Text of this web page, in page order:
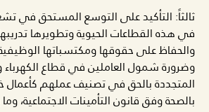
ثالثاً: التأكيد على التوسع المستحق في
في هذه القطاعات الحيوية وتطويرها
والحفاظ على حقوقها ومكتسباتها
وضرورة شمول العاملين في قطاع الكهرباء
المتجددة بالحق في تصنيف عملهم
بالصحة وفق قانون التأمينات الاجتماعية،